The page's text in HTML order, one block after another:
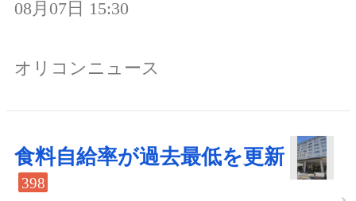
08月07日 15:30
オリコンニュース
食料自給率が過去最低を更新
398